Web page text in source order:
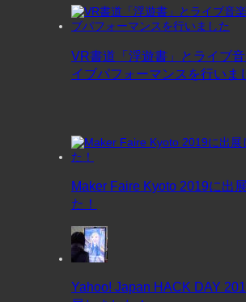
VR書道「浮遊書」とライブ
イブパフォーマンスを行いま
Maker Faire Kyoto 2019に出
た！
Yahoo! Japan HACK DAY